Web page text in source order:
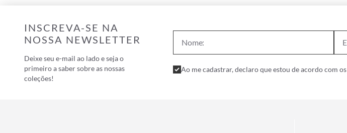
INSCREVA-SE NA
NOSSA NEWSLETTER
Deixe seu e-mail ao lado e seja o
primeiro a saber sobre as nossas
coleções!
Ao me cadastrar, declaro que estou de acordo com os